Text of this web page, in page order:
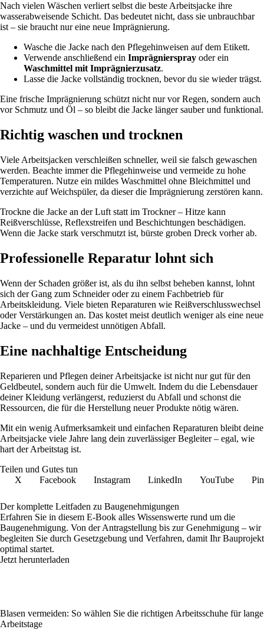
Nach vielen Wäschen verliert selbst die beste Arbeitsjacke ihre
wasserabweisende Schicht. Das bedeutet nicht, dass sie unbrauchbar
ist – sie braucht nur eine neue Imprägnierung.
Wasche die Jacke nach den Pflegehinweisen auf dem Etikett.
Verwende anschließend ein Imprägnierspray oder ein
Waschmittel mit Imprägnierzusatz.
Lasse die Jacke vollständig trocknen, bevor du sie wieder trägst.
Eine frische Imprägnierung schützt nicht nur vor Regen, sondern auch
vor Schmutz und Öl – so bleibt die Jacke länger sauber und funktional.
Richtig waschen und trocknen
Viele Arbeitsjacken verschleißen schneller, weil sie falsch gewaschen
werden. Beachte immer die Pflegehinweise und vermeide zu hohe
Temperaturen. Nutze ein mildes Waschmittel ohne Bleichmittel und
verzichte auf Weichspüler, da dieser die Imprägnierung zerstören kann.
Trockne die Jacke an der Luft statt im Trockner – Hitze kann
Reißverschlüsse, Reflexstreifen und Beschichtungen beschädigen.
Wenn die Jacke stark verschmutzt ist, bürste groben Dreck vorher ab.
Professionelle Reparatur lohnt sich
Wenn der Schaden größer ist, als du ihn selbst beheben kannst, lohnt
sich der Gang zum Schneider oder zu einem Fachbetrieb für
Arbeitskleidung. Viele bieten Reparaturen wie Reißverschlusswechsel
oder Verstärkungen an. Das kostet meist deutlich weniger als eine neue
Jacke – und du vermeidest unnötigen Abfall.
Eine nachhaltige Entscheidung
Reparieren und Pflegen deiner Arbeitsjacke ist nicht nur gut für den
Geldbeutel, sondern auch für die Umwelt. Indem du die Lebensdauer
deiner Kleidung verlängerst, reduzierst du Abfall und schonst die
Ressourcen, die für die Herstellung neuer Produkte nötig wären.
Mit ein wenig Aufmerksamkeit und einfachen Reparaturen bleibt deine
Arbeitsjacke viele Jahre lang dein zuverlässiger Begleiter – egal, wie
hart der Arbeitstag ist.
Teilen und Gutes tun
X
Facebook Instagram LinkedIn YouTube
Der komplette Leitfaden zu Baugenehmigungen
Erfahren Sie in diesem E-Book alles Wissenswerte rund um die
Baugenehmigung. Von der Antragstellung bis zur Genehmigung – wir
begleiten Sie durch Gesetzgebung und Verfahren, damit Ihr Bauprojekt
optimal startet.
Jetzt herunterladen
Blasen vermeiden: So wählen Sie die richtigen Arbeitsschuhe für lange
Arbeitstage